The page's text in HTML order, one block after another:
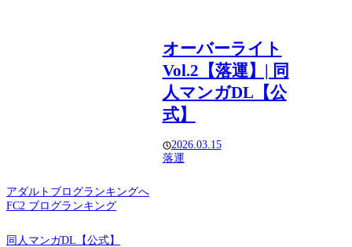
オーバーライト
Vol.2【落運】| 同
人マンガDL【公
式】
2026.03.15
落運
アダルトブログランキングへ
FC2 ブログランキング
同人マンガDL【公式】